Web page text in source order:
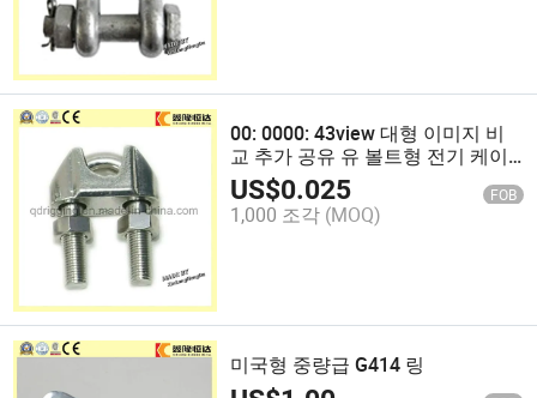
00: 0000: 43view 대형 이미지 비
교 추가 공유 유 볼트형 전기 케이
블 커넥터 클립 와이어 로프 클램프
스테인리스 스틸 일반, 고온 핫 딥
아연 도금
US$0.025 FOB
1,000 조각 (MOQ)
미국형 중량급 G414 링